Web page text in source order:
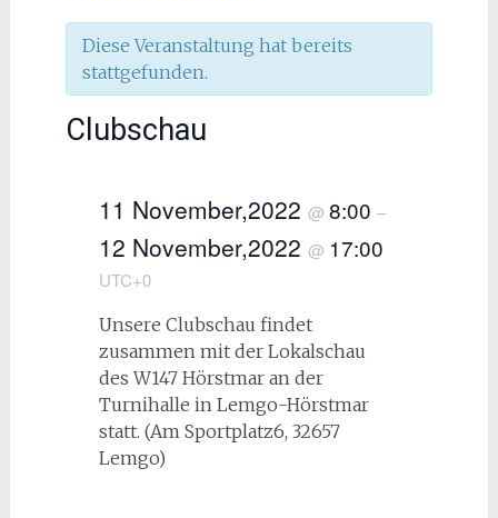
Diese Veranstaltung hat bereits
stattgefunden.
Clubschau
11 November,2022 @ 8:00 –
12 November,2022 @ 17:00
UTC+0
Unsere Clubschau findet
zusammen mit der Lokalschau
des W147 Hörstmar an der
Turnihalle in Lemgo-Hörstmar
statt. (Am Sportplatz6, 32657
Lemgo)